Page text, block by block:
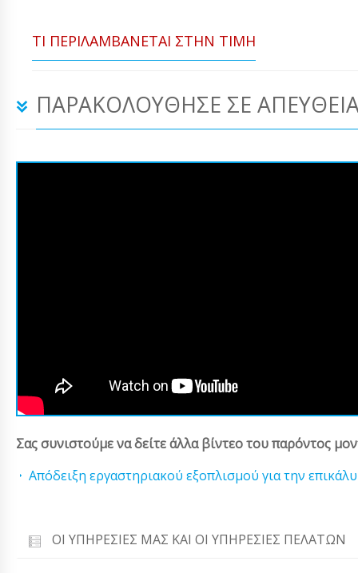
ΤΙ ΠΕΡΙΛΑΜΒΆΝΕΤΑΙ ΣΤΗΝ ΤΙΜΉ
ΠΑΡΑΚΟΛΟΎΘΗΣΕ ΣΕ
Σας συνιστούμε να δείτε άλλα βίντεο του παρόντος
Απόδειξη εργαστηριακού εξοπλισμού για την
ΟΙ ΥΠΗΡΕΣΊΕΣ ΜΑΣ ΚΑΙ ΟΙ ΥΠΗΡΕΣΊΕΣ ΠΕΛΑΤΏΝ